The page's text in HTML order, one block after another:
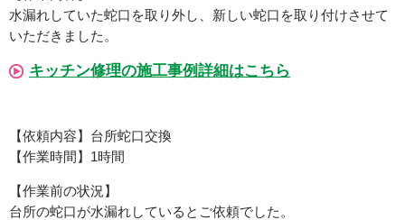
水漏れしていた蛇口を取り外し、新しい蛇口を取り付けさせて
いただきました。
キッチン修理の施工事例詳細はこちら
【依頼内容】台所蛇口交換
【作業時間】1時間
【作業前の状況】
台所の蛇口が水漏れしているとご依頼でした。